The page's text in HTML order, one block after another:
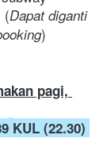
(Dapat diganti
)
pagi,
KUL (22.30)